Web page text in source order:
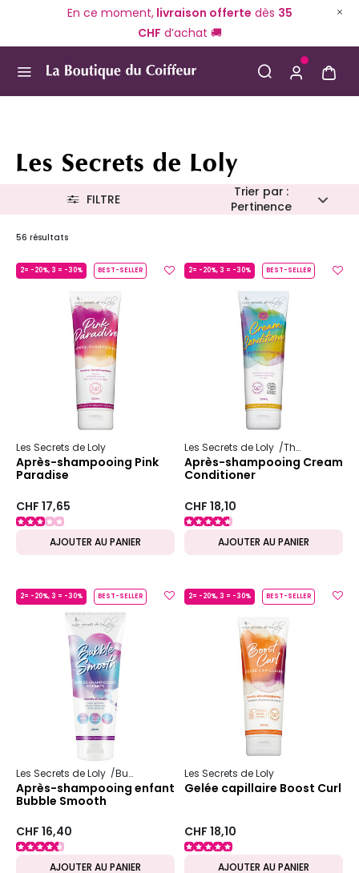
En ce moment,livraison offerte dès 35
CHF d’achat 🚚
Les Secrets de Loly
Trier par :
Pertinence
FILTRE
56 résultats
2= -20%, 3 = -30% BEST-SELLER
Les Secrets de Loly
Après-shampooing Pink
Paradise
CHF 17,65
AJOUTER AU PANIER
2= -20%, 3 = -30% BEST-SELLER
Les Secrets de Loly The Weightless Program
Après-shampooing Cream
Conditioner
CHF 18,10
AJOUTER AU PANIER
2= -20%, 3 = -30% BEST-SELLER
Les Secrets de Loly Bubble
Après-shampooing enfant
Bubble Smooth
CHF 16,40
AJOUTER AU PANIER
2= -20%, 3 = -30% BEST-SELLER
Les Secrets de Loly
Gelée capillaire Boost Curl
CHF 18,10
AJOUTER AU PANIER